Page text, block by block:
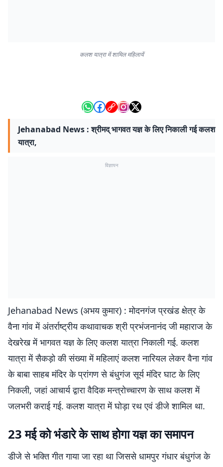
कलश यात्रा में शामिल महिलायें
Jehanabad News : श्रीमद् भागवत यज्ञ के लिए निकाली गई कलश
यात्रा,
विज्ञापन
Jehanabad News (अभय कुमार) : मोदनगंज प्रखंड क्षेत्र के
वैना गांव में अंतर्राष्ट्रीय कथावाचक श्री प्रभंजनानंद जी महाराज के
देखरेख में भागवत यज्ञ के लिए कलश यात्रा निकाली गई. कलश
यात्रा में सैकड़ो की संख्या में महिलाएं कलश नारियल लेकर वैना गांव
के बाबा साहब मंदिर के प्रांगण से बंधुगंज सूर्य मंदिर घाट के लिए
निकली, जहां आचार्य द्वारा वैदिक मन्त्रोच्चारण के साथ कलश में
जलभरी कराई गई. कलश यात्रा में घोड़ा रथ एवं डीजे शामिल था.
23 मई को भंडारे के साथ होगा यज्ञ का समापन
डीजे से भक्ति गीत गाया जा रहा था जिससे धामपुर गंधार बंधुगंज के